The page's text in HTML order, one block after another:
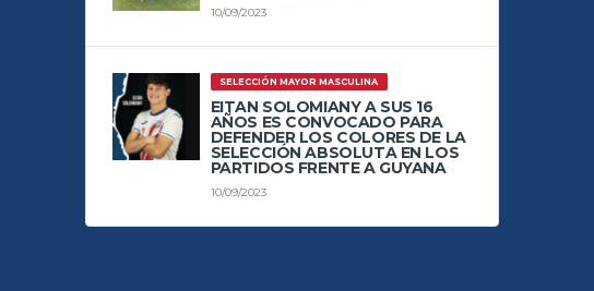
10/09/2023
SELECCIÓN MAYOR MASCULINA
EITAN SOLOMIANY A SUS 16
AÑOS ES CONVOCADO PARA
DEFENDER LOS COLORES DE LA
SELECCIÓN ABSOLUTA EN LOS
PARTIDOS FRENTE A GUYANA
10/09/2023